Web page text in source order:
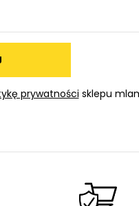
prywatności sklepu